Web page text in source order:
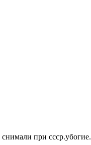
при ссср.убогие.